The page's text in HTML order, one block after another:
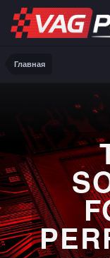
Главная